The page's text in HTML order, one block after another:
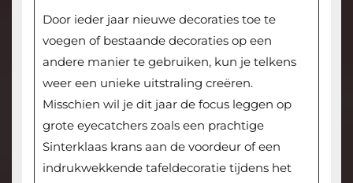
Door ieder jaar nieuwe decoraties toe te
voegen of bestaande decoraties op een
andere manier te gebruiken, kun je telkens
weer een unieke uitstraling creëren.
Misschien wil je dit jaar de focus leggen op
grote eyecatchers zoals een prachtige
Sinterklaas krans aan de voordeur of een
indrukwekkende tafeldecoratie tijdens het